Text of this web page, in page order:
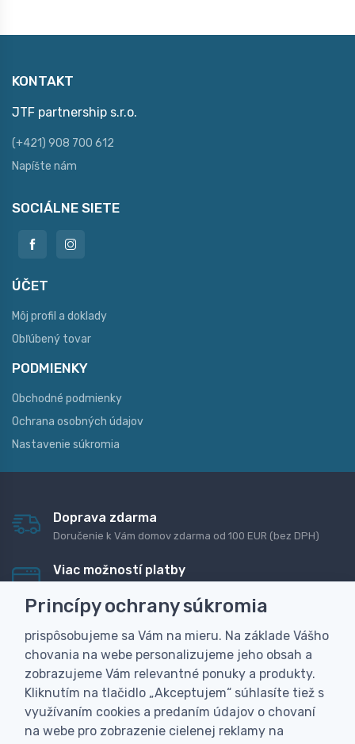
KONTAKT
JTF partnership s.r.o.
(+421) 908 700 612
Napíšte nám
SOCIÁLNE SIETE
ÚČET
Môj profil a doklady
Obľúbený tovar
PODMIENKY
Obchodné podmienky
Ochrana osobných údajov
Nastavenie súkromia
Doprava zdarma
Doručenie k Vám domov zdarma od 100 EUR (bez DPH)
Viac možností platby
dobierku
Personalizácia
Vyrobíme Vám vlastný originálny darček
Skúsenosť
Široký sortiment, z ktorého Vám pomôžeme vybrať
Princípy ochrany súkromia
prispôsobujeme sa Vám na mieru. Na základe Vášho
chovania na webe personalizujeme jeho obsah a
zobrazujeme Vám relevantné ponuky a produkty.
Kliknutím na tlačidlo „Akceptujem“ súhlasíte tiež s
využívaním cookies a predaním údajov o chovaní
na webe pro zobrazenie cielenej reklamy na